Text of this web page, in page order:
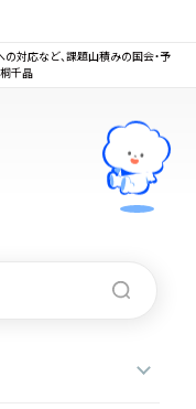
の対応など、課題山積みの国会・予
千晶